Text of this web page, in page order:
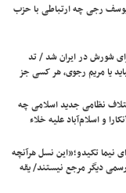
یوسف رجی چه ارتباطی با حزب
شورش در ایران شد / تد
یا مریم رجوی، هر کسی جز
نظامی جدید اسلامی چه
و اسلام‌آباد علیه خلاء
نیما تکیدو؛«این نسل هرآنچه
دیگر مرجع نیستند/ یقه